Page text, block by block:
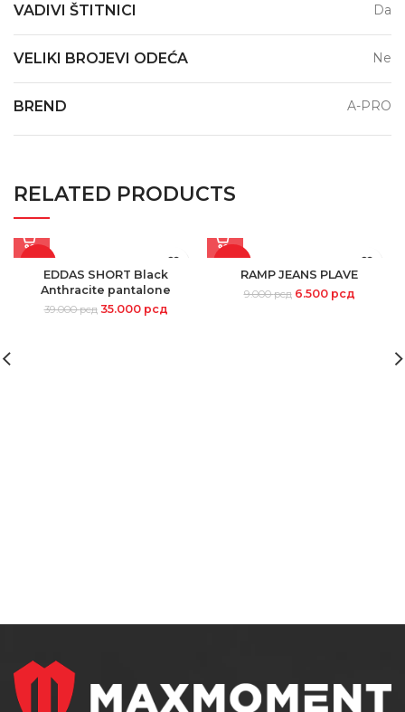
VADIVI ŠTITNICI Da
VELIKI BROJEVI ODEĆA Ne
BREND A-PRO
RELATED PRODUCTS
-10%
EDDAS SHORT Black
Anthracite pantalone
39.000рсд 35.000 рсд
-28%
RAMP JEANS PLAVE
9.000рсд 6.500 рсд